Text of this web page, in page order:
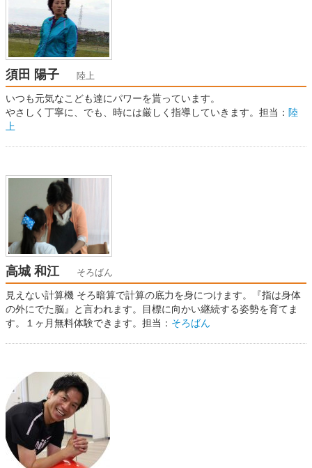
須田 陽子 陸上
いつも元気なこども達にパワーを貰っています。
やさしく丁寧に、でも、時には厳しく指導していきます。担当： 陸
上
高城 和江 そろばん
見えない計算機 そろ暗算で計算の底力を身につけます。『指は身体
の外にでた脳』と言われます。目標に向かい継続する姿勢を育てま
す。１ヶ月無料体験できます。担当： そろばん